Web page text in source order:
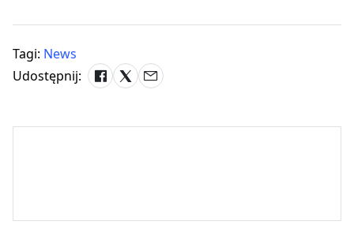
Tagi: News
Udostępnij: